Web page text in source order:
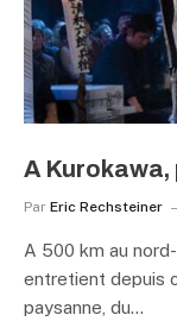
A
Par Eric Rechsteiner
A 500 km au
entretient depuis
paysanne, du…